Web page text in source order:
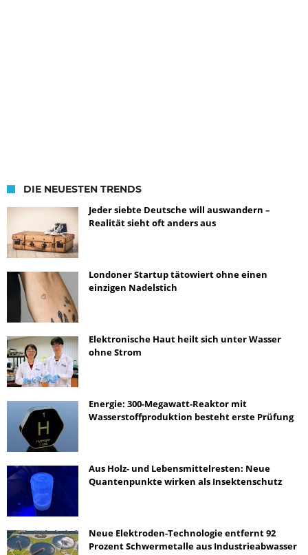
DIE NEUESTEN TRENDS
Jeder siebte Deutsche will auswandern –
Realität sieht oft anders aus
Londoner Startup tätowiert ohne einen
einzigen Nadelstich
Elektronische Haut heilt sich unter Wasser
ohne Strom
Energie: 300-Megawatt-Reaktor mit
Wasserstoffproduktion besteht erste Prüfung
Aus Holz- und Lebensmittelresten: Neue
Quantenpunkte wirken als Insektenschutz
Neue Elektroden-Technologie entfernt 92
Prozent Schwermetalle aus Industrieabwasser